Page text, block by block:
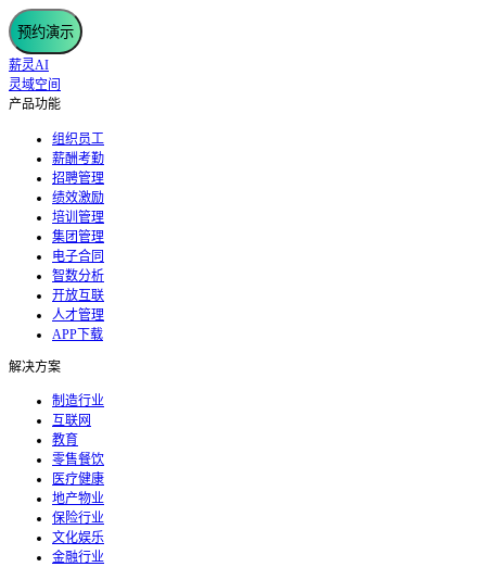
预约演示
薪灵AI
灵域空间
产品功能
组织员工
薪酬考勤
招聘管理
绩效激励
培训管理
集团管理
电子合同
智数分析
开放互联
人才管理
APP下载
解决方案
制造行业
互联网
教育
零售餐饮
医疗健康
地产物业
保险行业
文化娱乐
金融行业